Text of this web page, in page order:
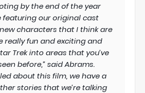
by the end of the year
featuring our original cast
characters that I think are
really fun and exciting and
Trek into areas that you’ve
before,” said Abrams.
about this film, we have a
stories that we’re talking